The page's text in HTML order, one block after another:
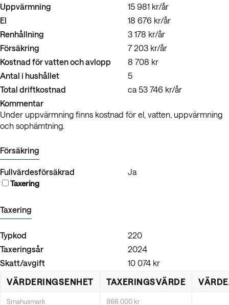
Uppvärmning
15 981 kr/år
El
18 676 kr/år
Renhållning
3 178 kr/år
Försäkring
7 203 kr/år
Kostnad för vatten och avlopp
8 708 kr
Antal i hushållet
5
Total driftkostnad
ca 53 746 kr/år
Kommentar
Under uppvärmning finns kostnad för el, vatten, uppvärmning
och sophämtning.
Försäkring
Fullvärdesförsäkrad Ja
Taxering
Taxering
Typkod
220
Taxeringsår
2024
Skatt/avgift
10 074 kr
VÄRDERINGSENHET
TAXERINGSVÄRDE
Smahusmark 866 000 kr